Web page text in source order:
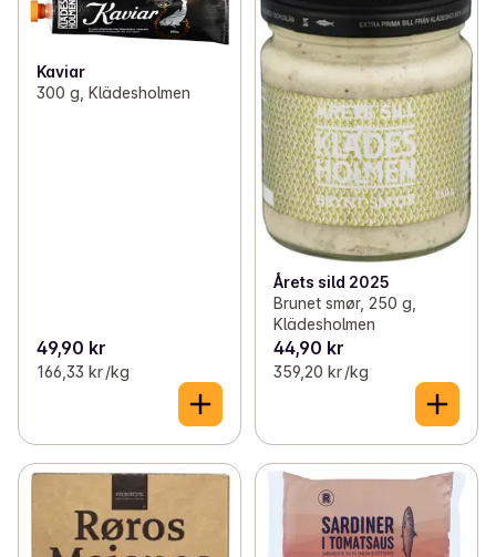
Kaviar
300 g, Klädesholmen
49,90 kr
166,33 kr /kg
Årets sild 2025
Brunet smør, 250 g,
Klädesholmen
44,90 kr
359,20 kr /kg